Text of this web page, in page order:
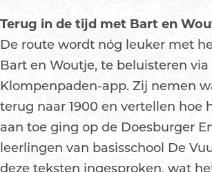
Terug in de tijd met Bart en
De route wordt nóg leuker met
Bart en Woutje, te beluisteren via
Klompenpaden-app. Zij nemen
terug naar 1900 en vertellen hoe
aan toe ging op de Doesburger
leerlingen van basisschool De
deze teksten ingesproken, wat